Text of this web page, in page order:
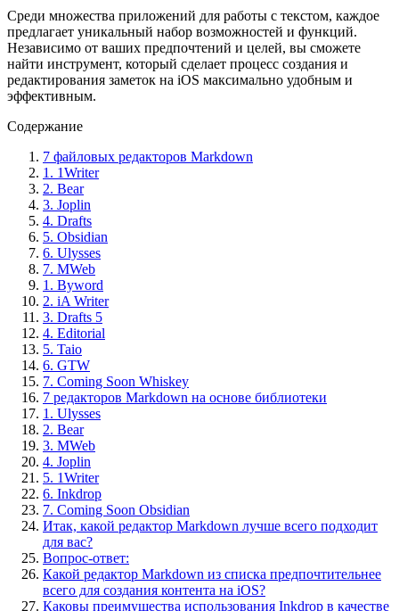
Среди множества приложений для работы с текстом, каждое
предлагает уникальный набор возможностей и функций.
Независимо от ваших предпочтений и целей, вы сможете
найти инструмент, который сделает процесс создания и
редактирования заметок на iOS максимально удобным и
эффективным.
Содержание
7 файловых редакторов Markdown
1. 1Writer
2. Bear
3. Joplin
4. Drafts
5. Obsidian
6. Ulysses
7. MWeb
1. Byword
2. iA Writer
3. Drafts 5
4. Editorial
5. Taio
6. GTW
7. Coming Soon Whiskey
7 редакторов Markdown на основе библиотеки
1. Ulysses
2. Bear
3. MWeb
4. Joplin
5. 1Writer
6. Inkdrop
7. Coming Soon Obsidian
Итак, какой редактор Markdown лучше всего подходит
для вас?
Вопрос-ответ:
Какой редактор Markdown из списка предпочтительнее
всего для создания контента на iOS?
Каковы преимущества использования Inkdrop в качестве